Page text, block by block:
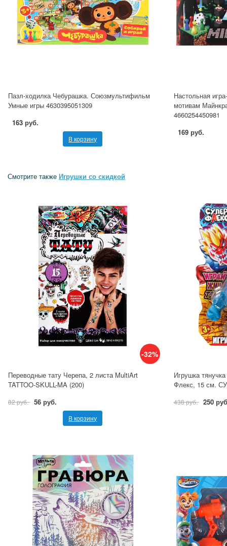
Пазл-ходилка Чебурашка. Союзмультифильм
Умные игры 4630395051309
163 руб.
В корзину
Настольная
мотивам
4660254450981
169 руб.
Смотрите также Игрушки со скидкой
-32%
Переводные тату Черепа, 2 листа MultiArt
TATTOO-SKULL-MA (200)
82 руб. 56 руб.
В корзину
Игрушка
Флекс, 15 см.
438 руб. 250